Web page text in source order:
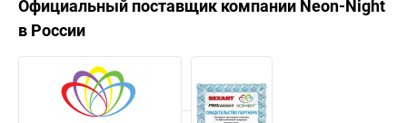
Официальный поставщик компании Neon-Night
в России